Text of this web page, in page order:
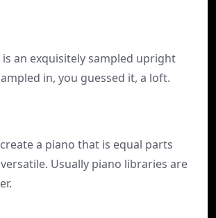
is an exquisitely sampled upright
in, you guessed it, a loft.
a piano that is equal parts
Usually piano libraries are